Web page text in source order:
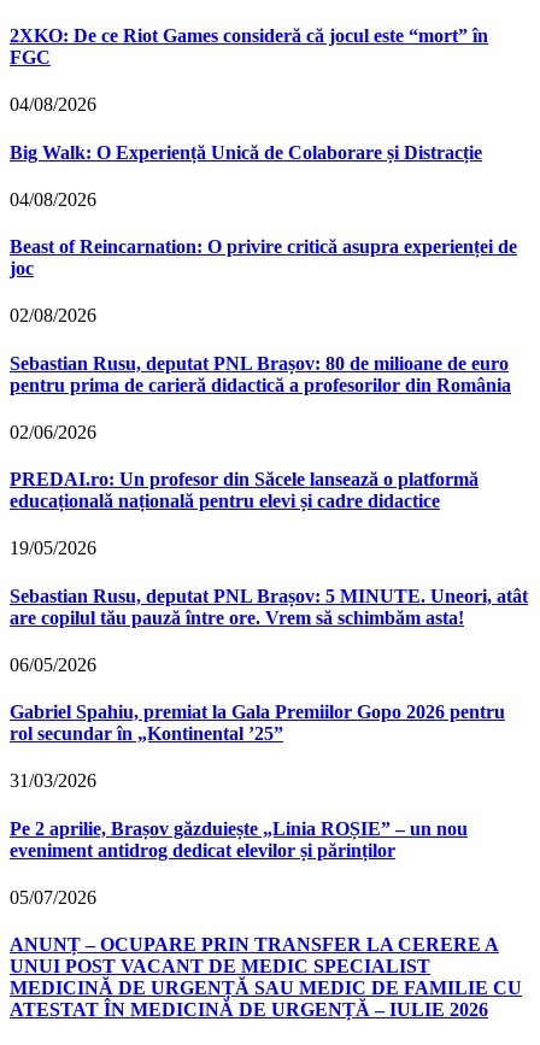
2XKO: De ce Riot Games consideră că jocul este “mort” în
FGC
04/08/2026
Big Walk: O Experiență Unică de Colaborare și Distracție
04/08/2026
Beast of Reincarnation: O privire critică asupra experienței de
joc
02/08/2026
Sebastian Rusu, deputat PNL Brașov: 80 de milioane de euro
pentru prima de carieră didactică a profesorilor din România
02/06/2026
PREDAI.ro: Un profesor din Săcele lansează o platformă
educațională națională pentru elevi și cadre didactice
19/05/2026
Sebastian Rusu, deputat PNL Brașov: 5 MINUTE. Uneori, atât
are copilul tău pauză între ore. Vrem să schimbăm asta!
06/05/2026
Gabriel Spahiu, premiat la Gala Premiilor Gopo 2026 pentru
rol secundar în „Kontinental ’25”
31/03/2026
Pe 2 aprilie, Brașov găzduiește „Linia ROȘIE” – un nou
eveniment antidrog dedicat elevilor și părinților
05/07/2026
ANUNȚ – OCUPARE PRIN TRANSFER LA CERERE A
UNUI POST VACANT DE MEDIC SPECIALIST
MEDICINĂ DE URGENȚĂ SAU MEDIC DE FAMILIE CU
ATESTAT ÎN MEDICINĂ DE URGENȚĂ – IULIE 2026